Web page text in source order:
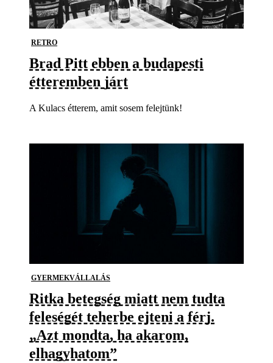
RETRO
Brad Pitt ebben a budapesti
étteremben járt
A Kulacs étterem, amit sosem felejtünk!
GYERMEKVÁLLALÁS
Ritka betegség miatt nem tudta
feleségét teherbe ejteni a férj.
„Azt mondta, ha akarom,
elhagyhatom”